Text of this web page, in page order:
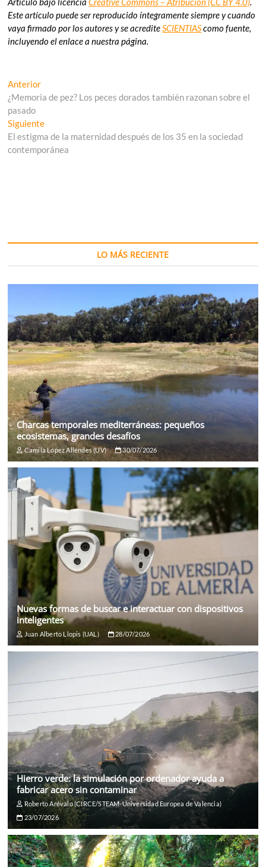
Este artículo puede ser reproducido íntegramente siempre y cuando
vaya firmado por los autores y se acrediteSCIENTIAScomo fuente,
incluyendo el enlace a nuestra página.
Navegación
de
entradas
AnteriorEntrada
anterior:
¿Memoria de pez? Los peces dorados también razonan sobre el
pasado
SiguienteEntrada
siguiente:
El estigma de la maternidad después de los 35 en la sociedad
contemporánea
LO MÁS RECIENTE
Charcas temporales mediterráneas: pequeños
ecosistemas, grandes desafíos
Camila López Allendes (UV) 30/07/2026
Nuevas formas de buscar e interactuar con dispositivos
inteligentes
Juan Alberto Llopis (UAL) 28/07/2026
Hierro verde: la simulación por ordenador ayuda a
fabricar acero sin contaminar
Roberto Arévalo (CIRCE/STEAM-Universidad Europea de Valencia)
23/07/2026